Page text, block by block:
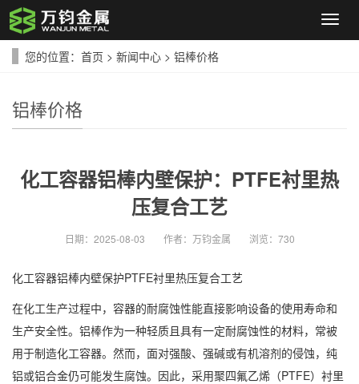
导
航
您的位置： 首页 > 新闻中心 > 铝棒价格
铝棒价格
化工容器铝棒内壁保护：PTFE衬里热
压复合工艺
日期： 2025-08-03 作者： 万钧金属 浏览： 730
化工容器铝棒内壁保护PTFE衬里热压复合工艺
在化工生产过程中，容器的耐腐蚀性能直接影响设备的使用寿命和
生产安全性。铝棒作为一种轻质且具有一定耐腐蚀性的材料，常被
用于制造化工容器。然而，面对强酸、强碱或有机溶剂的侵蚀，纯
铝或铝合金仍可能发生腐蚀。因此，采用聚四氟乙烯（PTFE）衬里